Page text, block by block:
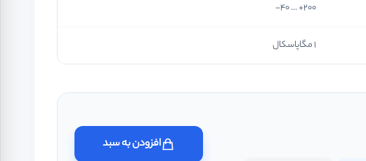
200+ ... 40-
1 مگاپاسکال
افزودن به سبد